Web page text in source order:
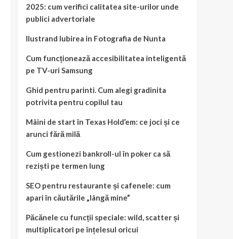
2025: cum verifici calitatea site-urilor unde
publici advertoriale
Ilustrand Iubirea in Fotografia de Nunta
Cum funcționează accesibilitatea inteligentă
pe TV-uri Samsung
Ghid pentru parinti. Cum alegi gradinita
potrivita pentru copilul tau
Mâini de start în Texas Hold’em: ce joci și ce
arunci fără milă
Cum gestionezi bankroll-ul în poker ca să
reziști pe termen lung
SEO pentru restaurante și cafenele: cum
apari în căutările „lângă mine”
Păcănele cu funcții speciale: wild, scatter și
multiplicatori pe înțelesul oricui